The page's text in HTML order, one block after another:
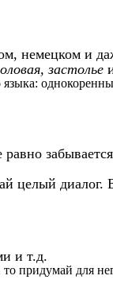
немецком и
застолье
целый
и т.д.
придумай для